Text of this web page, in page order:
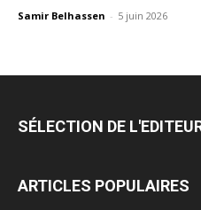
Samir Belhassen - 5 juin 2026
SÉLECTION DE
ARTICLES POPULAIRES